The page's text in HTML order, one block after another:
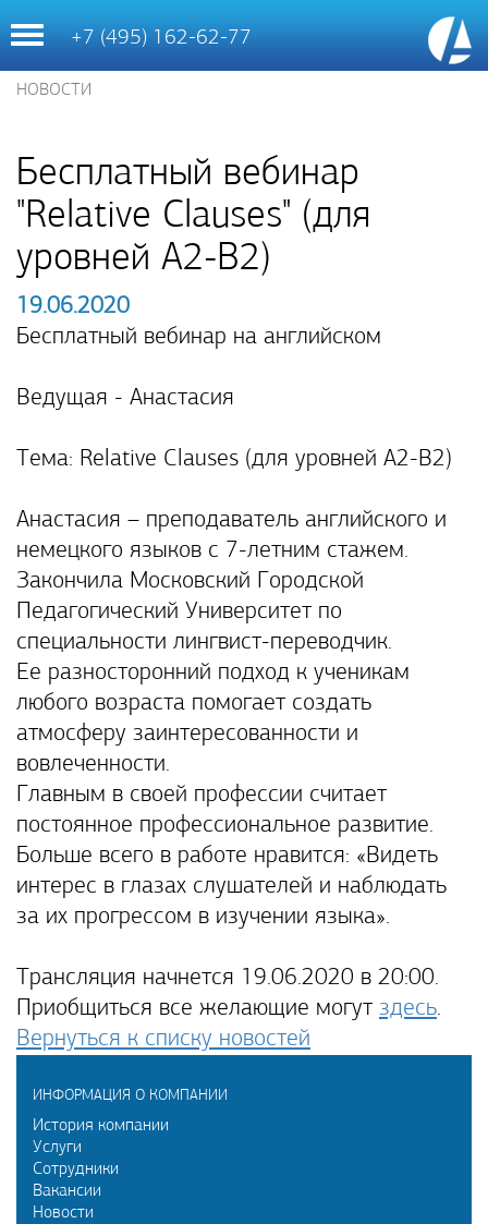
Toggle+7 (495) 162-62-77
НОВОСТИ
Бесплатный вебинар
"Relative Clauses" (для
уровней А2-В2)
19.06.2020
Бесплатный вебинар на английском
Ведущая - Анастасия
Тема: Relative Clauses (для уровней А2-В2)
Анастасия – преподаватель английского и
немецкого языков с 7-летним стажем.
Закончила Московский Городской
Педагогический Университет по
специальности лингвист-переводчик.
Ее разносторонний подход к ученикам
любого возраста помогает создать
атмосферу заинтересованности и
вовлеченности.
Главным в своей профессии считает
постоянное профессиональное развитие.
Больше всего в работе нравится: «Видеть
интерес в глазах слушателей и наблюдать
за их прогрессом в изучении языка».
Трансляция начнется 19.06.2020 в 20:00.
Приобщиться все желающие могут здесь.
Вернуться к списку новостей
ИНФОРМАЦИЯ О КОМПАНИИ
История компании
Услуги
Сотрудники
Вакансии
Новости